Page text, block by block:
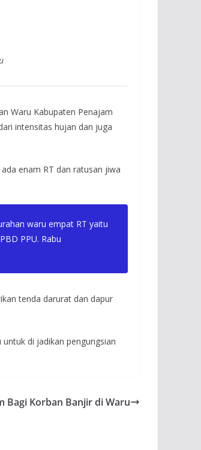
Waru Kabupaten Penajam
intensitas hujan dan juga
enam RT dan ratusan jiwa
waru empat RT yaitu
PPU. Rabu
tenda darurat dan dapur
di jadikan pengungsian
Bagi Korban Banjir di Waru